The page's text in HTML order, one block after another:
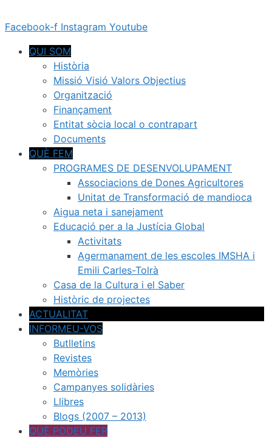
al
Facebook-f Instagram Youtube
QUI SOM
Història
Missió Visió Valors Objectius
Organització
Finançament
Entitat sòcia local o contrapart
Documents
QUÈ FEM
PROGRAMES DE DESENVOLUPAMENT
Associacions de Dones Agricultores
Unitat de Transformació de mandioca
Aigua neta i sanejament
Educació per a la Justícia Global
Activitats
Agermanament de les escoles IMSHA i
Emili Carles-Tolrà
Casa de la Cultura i el Saber
Històric de projectes
ACTUALITAT
INFORMEU-VOS
Butlletins
Revistes
Memòries
Campanyes solidàries
Llibres
Blogs (2007 – 2013)
QUÈ PODEU FER